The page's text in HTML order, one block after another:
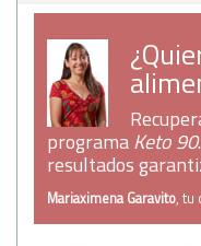
programaKeto 90
resultados
Mariaximena Garavito, tu